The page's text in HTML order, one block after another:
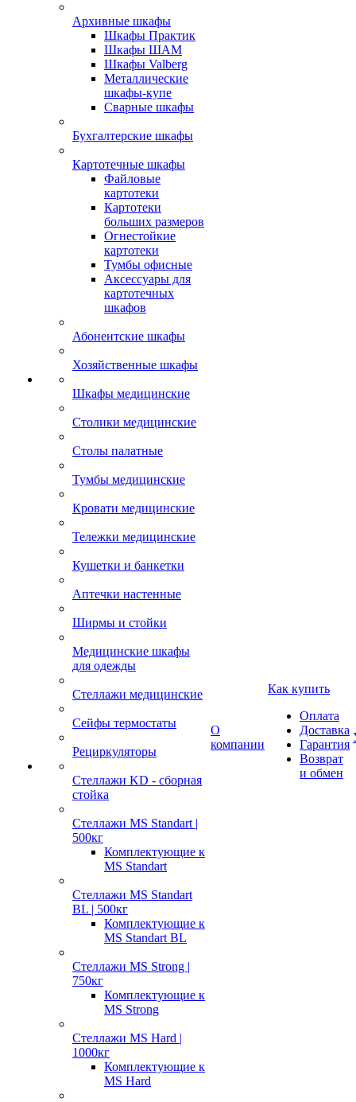
Архивные шкафы
Шкафы Практик
Шкафы ШАМ
Шкафы Valberg
Металлические
шкафы-купе
Сварные шкафы
Бухгалтерские шкафы
Картотечные шкафы
Файловые
картотеки
Картотеки
больших размеров
Огнестойкие
картотеки
Тумбы офисные
Аксессуары для
картотечных
шкафов
Абонентские шкафы
Хозяйственные шкафы
Шкафы медицинские
Столики медицинские
Столы палатные
Тумбы медицинские
Кровати медицинские
Тележки медицинские
Кушетки и банкетки
Аптечки настенные
Ширмы и стойки
Медицинские шкафы
для одежды
Стеллажи медицинские
Сейфы термостаты
Рециркуляторы
Стеллажи KD - сборная
стойка
Стеллажи MS Standart |
500кг
Комплектующие к
MS Standart
Стеллажи MS Standart
BL | 500кг
Комплектующие к
MS Standart BL
Стеллажи MS Strong |
750кг
Комплектующие к
MS Strong
Стеллажи MS Hard |
1000кг
Комплектующие к
MS Hard
О
компании
Как купить
Оплата
Доставка
Гарантия
Возврат
и обмен